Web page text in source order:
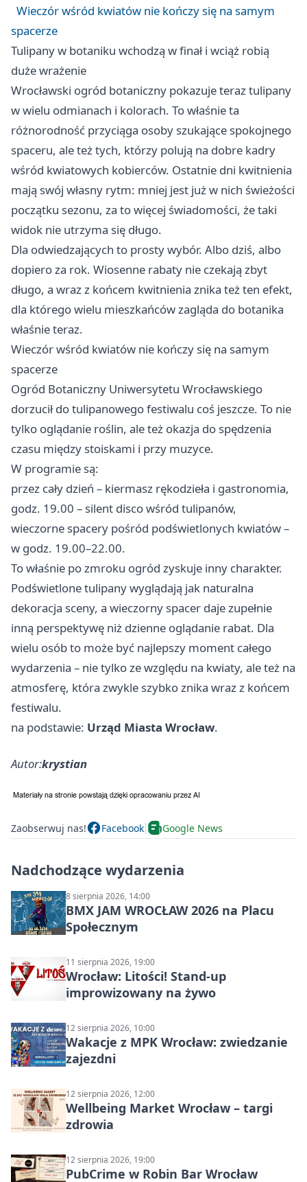
Wieczór wśród kwiatów nie kończy się na samym
spacerze
Tulipany w botaniku wchodzą w finał i wciąż robią
duże wrażenie
Wrocławski ogród botaniczny pokazuje teraz tulipany
w wielu odmianach i kolorach. To właśnie ta
różnorodność przyciąga osoby szukające spokojnego
spaceru, ale też tych, którzy polują na dobre kadry
wśród kwiatowych kobierców. Ostatnie dni kwitnienia
mają swój własny rytm: mniej jest już w nich świeżości
początku sezonu, za to więcej świadomości, że taki
widok nie utrzyma się długo.
Dla odwiedzających to prosty wybór. Albo dziś, albo
dopiero za rok. Wiosenne rabaty nie czekają zbyt
długo, a wraz z końcem kwitnienia znika też ten efekt,
dla którego wielu mieszkańców zagląda do botanika
właśnie teraz.
Wieczór wśród kwiatów nie kończy się na samym
spacerze
Ogród Botaniczny Uniwersytetu Wrocławskiego
dorzucił do tulipanowego festiwalu coś jeszcze. To nie
tylko oglądanie roślin, ale też okazja do spędzenia
czasu między stoiskami i przy muzyce.
W programie są:
przez cały dzień – kiermasz rękodzieła i gastronomia,
godz. 19.00 – silent disco wśród tulipanów,
wieczorne spacery pośród podświetlonych kwiatów –
w godz. 19.00–22.00.
To właśnie po zmroku ogród zyskuje inny charakter.
Podświetlone tulipany wyglądają jak naturalna
dekoracja sceny, a wieczorny spacer daje zupełnie
inną perspektywę niż dzienne oglądanie rabat. Dla
wielu osób to może być najlepszy moment całego
wydarzenia – nie tylko ze względu na kwiaty, ale też na
atmosferę, która zwykle szybko znika wraz z końcem
festiwalu.
na podstawie: Urząd Miasta Wrocław.
Autor:krystian
Zaobserwuj nas! Facebook Google News
Nadchodzące wydarzenia
8 sierpnia 2026, 14:00
BMX JAM WROCŁAW 2026 na Placu
Społecznym
11 sierpnia 2026, 19:00
Wrocław: Litości! Stand-up
improwizowany na żywo
12 sierpnia 2026, 10:00
Wakacje z MPK Wrocław: zwiedzanie
zajezdni
12 sierpnia 2026, 12:00
Wellbeing Market Wrocław – targi
zdrowia
12 sierpnia 2026, 19:00
PubCrime w Robin Bar Wrocław